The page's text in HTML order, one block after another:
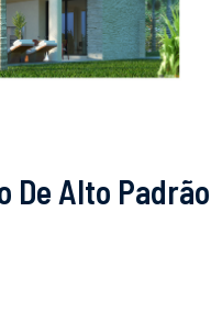
De Alto Padrão